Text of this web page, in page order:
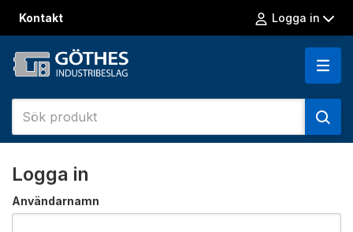
Kontakt Logga in
Logga in
Användarnamn